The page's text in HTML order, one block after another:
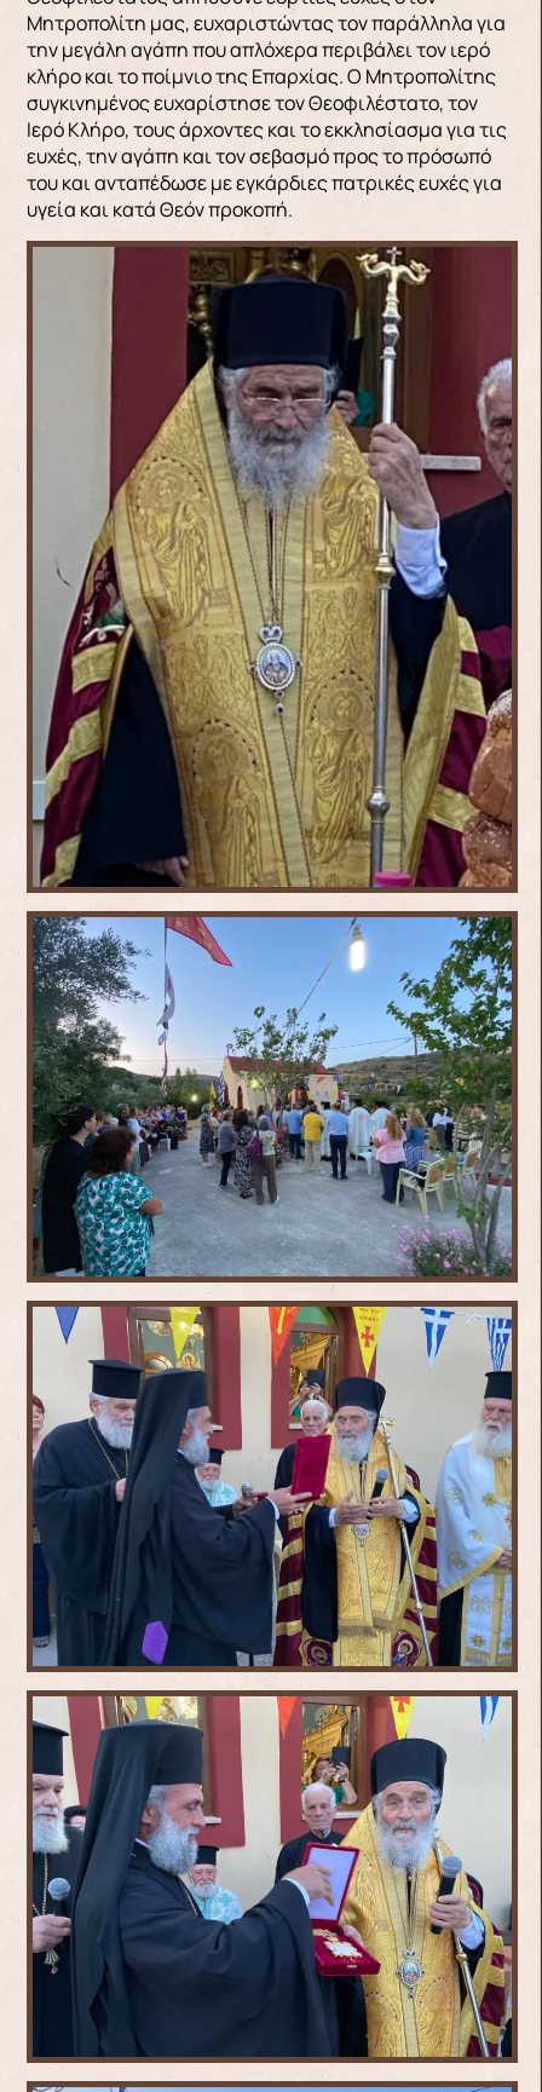
Μητροπολίτη μας, ευχαριστώντας τον παράλληλα για
την μεγάλη αγάπη που απλόχερα περιβάλει τον ιερό
κλήρο και το ποίμνιο της Επαρχίας. Ο Μητροπολίτης
συγκινημένος ευχαρίστησε τον Θεοφιλέστατο, τον
Ιερό Κλήρο, τους άρχοντες και το εκκλησίασμα για τις
ευχές, την αγάπη και τον σεβασμό προς το πρόσωπό
του και ανταπέδωσε με εγκάρδιες πατρικές ευχές για
υγεία και κατά Θεόν προκοπή.